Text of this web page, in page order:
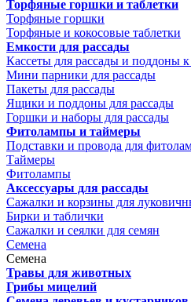
Торфяные горшки и таблетки
Торфяные горшки
Торфяные и кокосовые таблетки
Емкости для рассады
Кассеты для рассады и поддоны
Мини парники для рассады
Пакеты для рассады
Ящики и поддоны для рассады
Горшки и наборы для рассады
Фитолампы и таймеры
Подставки и провода для
Таймеры
Фитолампы
Аксессуары для рассады
Сажалки и корзины для
Бирки и таблички
Сажалки и сеялки для семян
Семена
Семена
Травы для животных
Грибы мицелий